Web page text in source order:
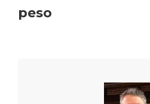
peso